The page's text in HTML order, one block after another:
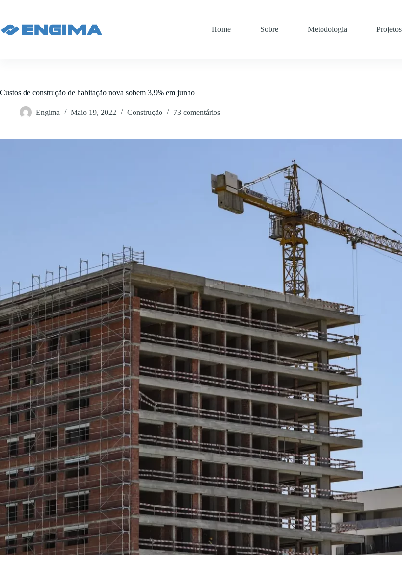
conteúdo
Home Sobre Metodologia Projetos
Custos de construção de habitação nova sobem 3,9% em junho
Engima Maio 19, 2022 Construção 73 comentários